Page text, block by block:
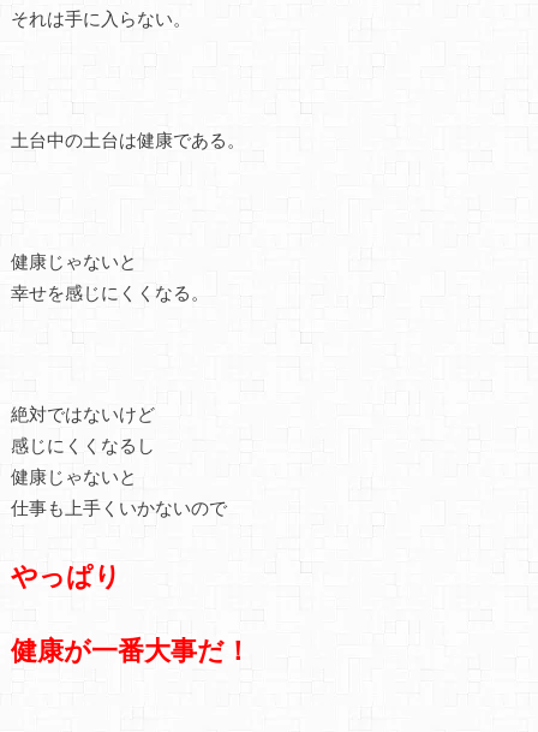
それは手に入らない。
土台中の土台は健康である。
健康じゃないと
幸せを感じにくくなる。
絶対ではないけど
感じにくくなるし
健康じゃないと
仕事も上手くいかないので
やっぱり
健康が一番大事だ！